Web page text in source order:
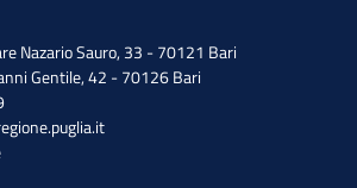
Nazario Sauro, 33 - 70121 Bari
Gentile, 42 - 70126 Bari